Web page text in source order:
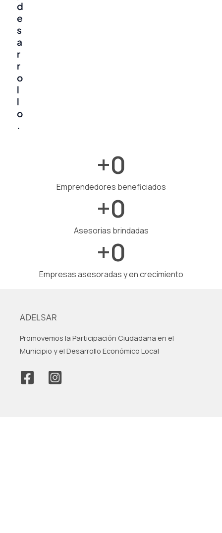
d
e
s
a
r
r
o
l
l
o
.
Emprendedores beneficiados
+0
Asesorias brindadas
+0
Empresas asesoradas y en crecimiento
+0
ADELSAR
Promovemos la Participación Ciudadana en el
Municipio y el Desarrollo Económico Local